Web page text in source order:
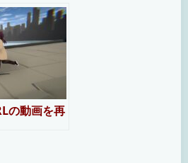
の動画を再